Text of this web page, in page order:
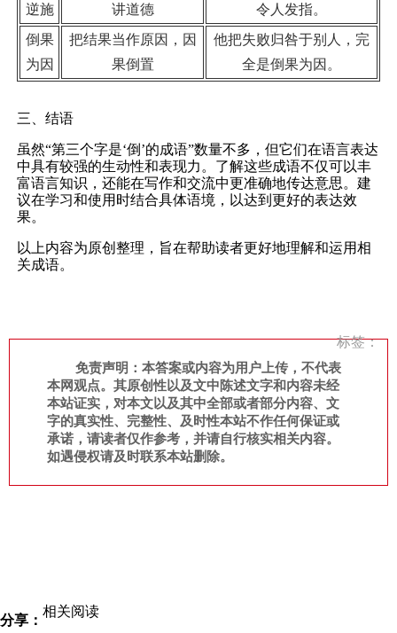
逆施
讲道德
令人发指。
倒果
为因
把结果当作原因，因
果倒置
他把失败归咎于别人，完
全是倒果为因。
三、结语
虽然“第三个字是‘倒’的成语”数量不多，但它们在语言表达
中具有较强的生动性和表现力。了解这些成语不仅可以丰
富语言知识，还能在写作和交流中更准确地传达意思。建
议在学习和使用时结合具体语境，以达到更好的表达效
果。
以上内容为原创整理，旨在帮助读者更好地理解和运用相
关成语。
标签：
免责声明：本答案或内容为用户上传，不代表
本网观点。其原创性以及文中陈述文字和内容未经
本站证实，对本文以及其中全部或者部分内容、文
字的真实性、完整性、及时性本站不作任何保证或
承诺，请读者仅作参考，并请自行核实相关内容。
如遇侵权请及时联系本站删除。
分享：
相关阅读